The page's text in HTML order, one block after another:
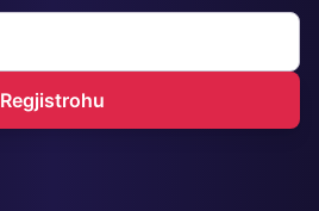
Regjistrohu